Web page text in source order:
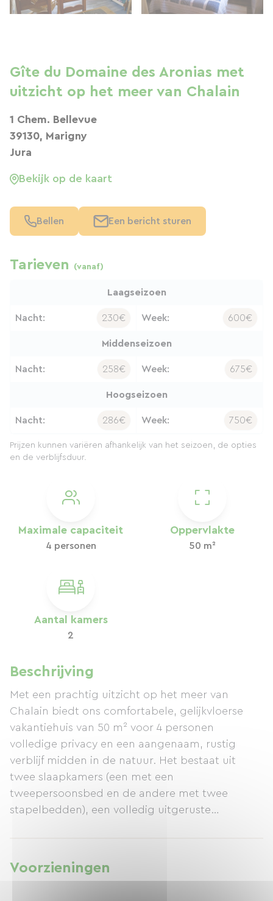
Maximale capaciteit
4 personen
Oppervlakte
50 m²
Aantal kamers
2
Beschrijving
Met een prachtig uitzicht op het meer van
Chalain biedt ons comfortabele, gelijkvloerse
vakantiehuis van 50 m² voor 4 personen
volledige privacy en een aangenaam, rustig
verblijf midden in de natuur. Het bestaat uit
twee slaapkamers (een met een
tweepersoonsbed en de andere met twee
stapelbedden), een volledig uitgeruste
van een wandel- en mountainbikepad dat direct
naar het meer leidt en mogelijkheden biedt om
Voorzieningen
Gîte du Domaine des Aronias met
uitzicht op het meer van Chalain
1 Chem. Bellevue
39130, Marigny
Jura
Bekijk op de kaart
Bellen Een bericht sturen
Tarieven (vanaf)
Laagseizoen
Nacht: 230€ Week: 600€
Middenseizoen
Nacht: 258€ Week: 675€
Hoogseizoen
Nacht: 286€ Week: 750€
Prijzen kunnen variëren afhankelijk van het seizoen, de opties
en de verblijfsduur.